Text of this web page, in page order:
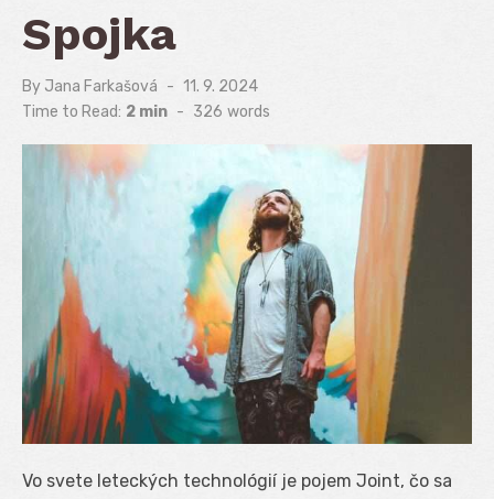
Spojka
By Jana Farkašová
Posted
on
11. 9. 2024
Time to Read: 2 min - 326 words
Vo svete leteckých technológií je pojem Joint, čo sa